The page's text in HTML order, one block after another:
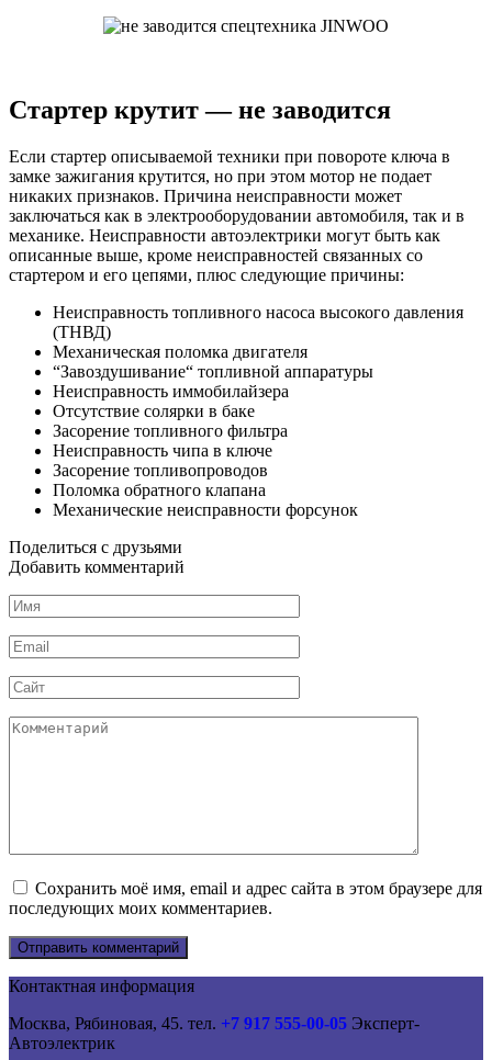
Стартер крутит — не заводится
Если стартер описываемой техники при повороте ключа в
замке зажигания крутится, но при этом мотор не подает
никаких признаков. Причина неисправности может
заключаться как в электрооборудовании автомобиля, так и в
механике. Неисправности автоэлектрики могут быть как
описанные выше, кроме неисправностей связанных со
стартером и его цепями, плюс следующие причины:
Неисправность топливного насоса высокого давления
(ТНВД)
Механическая поломка двигателя
“Завоздушивание“ топливной аппаратуры
Неисправность иммобилайзера
Отсутствие солярки в баке
Засорение топливного фильтра
Неисправность чипа в ключе
Засорение топливопроводов
Поломка обратного клапана
Механические неисправности форсунок
Поделиться с друзьями
Добавить комментарий
Имя
*
Email
*
Сайт
Комментарий
Сохранить моё имя, email и адрес сайта в этом браузере для
последующих моих комментариев.
Контактная информация
Москва, Рябиновая, 45. тел. +7 917 555-00-05 Эксперт-
Автоэлектрик